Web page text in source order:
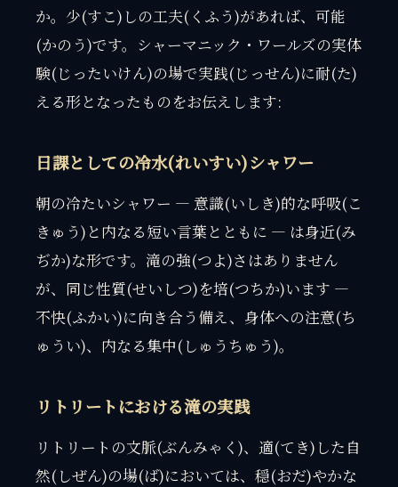
か。少(すこ)しの工夫(くふう)があれば、可能
(かのう)です。シャーマニック・ワールズの実体
験(じったいけん)の場で実践(じっせん)に耐(た)
える形となったものをお伝えします:
日課としての冷水(れいすい)シャワー
朝の冷たいシャワー — 意識(いしき)的な呼吸(こ
きゅう)と内なる短い言葉とともに — は身近(み
ぢか)な形です。滝の強(つよ)さはありません
が、同じ性質(せいしつ)を培(つちか)います —
不快(ふかい)に向き合う備え、身体への注意(ち
ゅうい)、内なる集中(しゅうちゅう)。
リトリートにおける滝の実践
リトリートの文脈(ぶんみゃく)、適(てき)した自
然(しぜん)の場(ば)においては、穏(おだ)やかな